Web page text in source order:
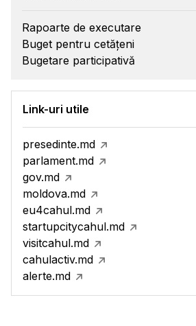
Rapoarte de executare
Buget pentru cetățeni
Bugetare participativă
Link-uri utile
presedinte.md
parlament.md
gov.md
moldova.md
eu4cahul.md
startupcitycahul.md
visitcahul.md
cahulactiv.md
alerte.md